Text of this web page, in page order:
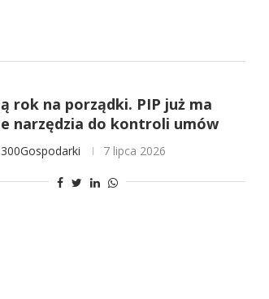
rok na porządki. PIP już ma
narzędzia do kontroli umów
7 lipca 2026